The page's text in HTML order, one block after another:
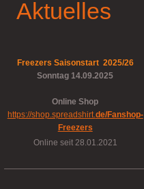
Aktuelles
Freezers Saisonstart 2025/26
Sonntag 14.09.2025
Online Shop
https://shop.spreadshirt.de/Fanshop-
Freezers
Online seit 28.01.2021